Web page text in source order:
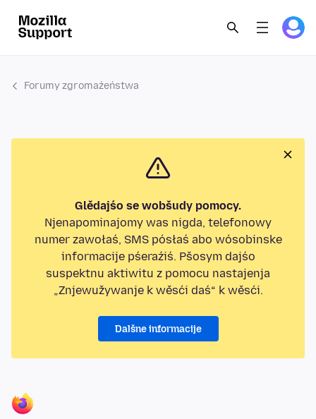
Forumy zgromaźeństwa
Glědajśo se wobšudy pomocy.
Njenapominajomy was nigda, telefonowy
numer zawołaś, SMS pósłaś abo wósobinske
informacije pśeraźiś. Pšosym dajśo
suspektnu aktiwitu z pomocu nastajenja
„Znjewužywanje k wěsći daś“ k wěsći.
Dalšne informacije